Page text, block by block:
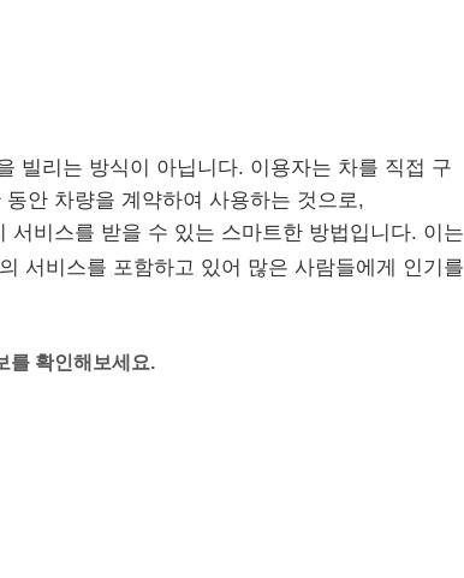
빌리는 방식이 아닙니다. 이용자는 차를 직접 구
안 차량을 계약하여 사용하는 것으로,
서비스를 받을 수 있는 스마트한 방법입니다. 이는
서비스를 포함하고 있어 많은 사람들에게 인기를
를 확인해보세요.